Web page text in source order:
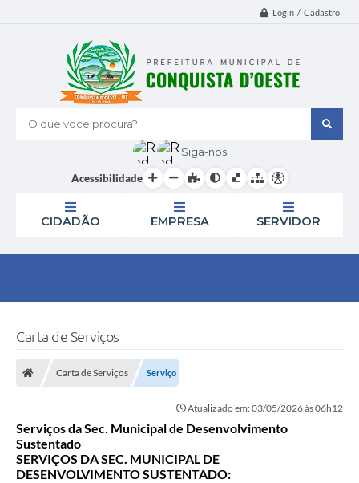
Login / Cadastro
O que voce procura?
Siga-nos
Acessibilidade
CIDADÃO EMPRESA SERVIDOR
Carta de Serviços
Carta de Serviços Serviço
Atualizado em: 03/05/2026 às 06h12
Serviços da Sec. Municipal de Desenvolvimento
Sustentado
SERVIÇOS DA SEC. MUNICIPAL DE
DESENVOLVIMENTO SUSTENTADO: